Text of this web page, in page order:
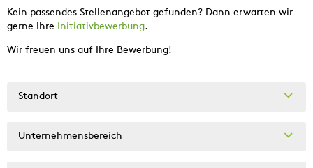
Kein passendes Stellenangebot gefunden? Dann erwarten wir
gerne Ihre Initiativbewerbung.
Wir freuen uns auf Ihre Bewerbung!
Standort
Unternehmensbereich